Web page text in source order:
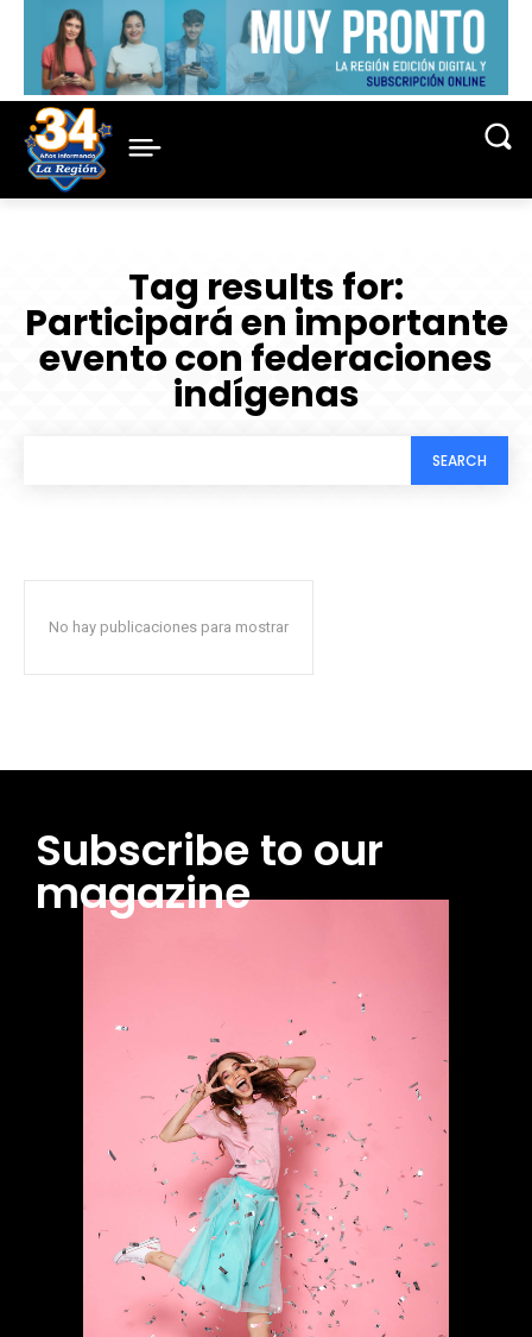
Tag results for:
Participará en importante
evento con federaciones
indígenas
SEARCH
No hay publicaciones para mostrar
Subscribe to our
magazine